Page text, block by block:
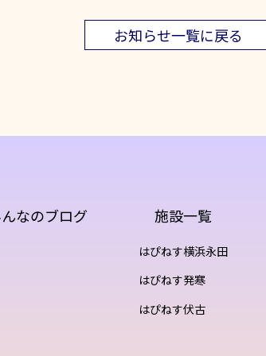
お知らせ一覧に戻る
なのブログ 施設一覧
はぴねす横浜永田
はぴねす発寒
はぴねす伏古